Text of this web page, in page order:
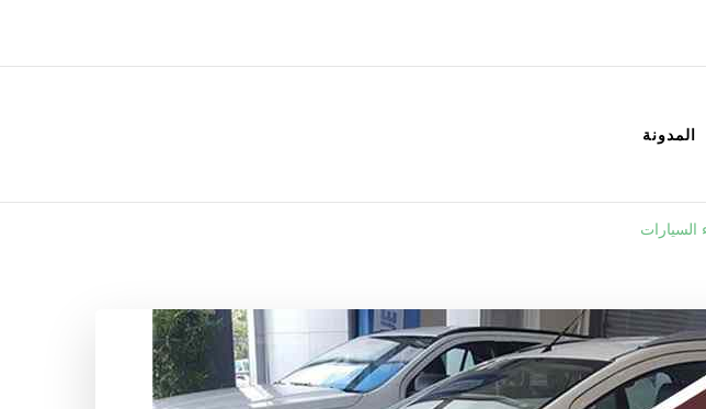
المدونة